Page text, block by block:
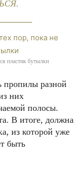
пластик бутылки
пропилы разной
них
полосы.
В итоге, должна
из которой уже
быть